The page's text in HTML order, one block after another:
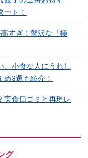
ート！
すぎ！贅沢な「極
、小食な人にうれし
3選も紹介！
実食口コミと再現レ